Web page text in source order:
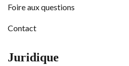
Foire aux questions
Contact
Juridique